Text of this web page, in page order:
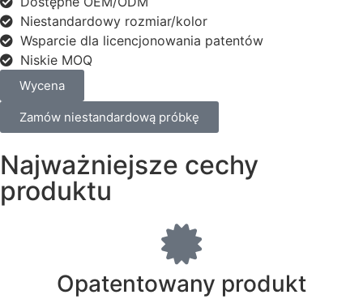
Niestandardowy rozmiar/kolor
Wsparcie dla licencjonowania patentów
Niskie MOQ
Wycena
Zamów niestandardową próbkę
Najważniejsze cechy
produktu
Opatentowany produkt